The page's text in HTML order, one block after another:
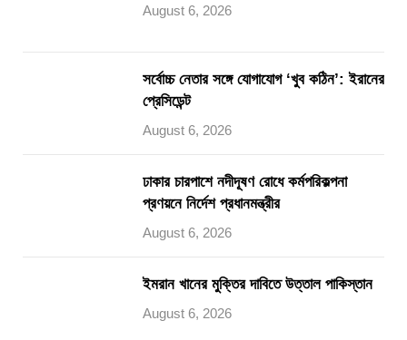
August 6, 2026
সর্বোচ্চ নেতার সঙ্গে যোগাযোগ ‘খুব কঠিন’: ইরানের
প্রেসিডেন্ট
August 6, 2026
ঢাকার চারপাশে নদীদূষণ রোধে কর্মপরিকল্পনা
প্রণয়নে নির্দেশ প্রধানমন্ত্রীর
August 6, 2026
ইমরান খানের মুক্তির দাবিতে উত্তাল পাকিস্তান
August 6, 2026